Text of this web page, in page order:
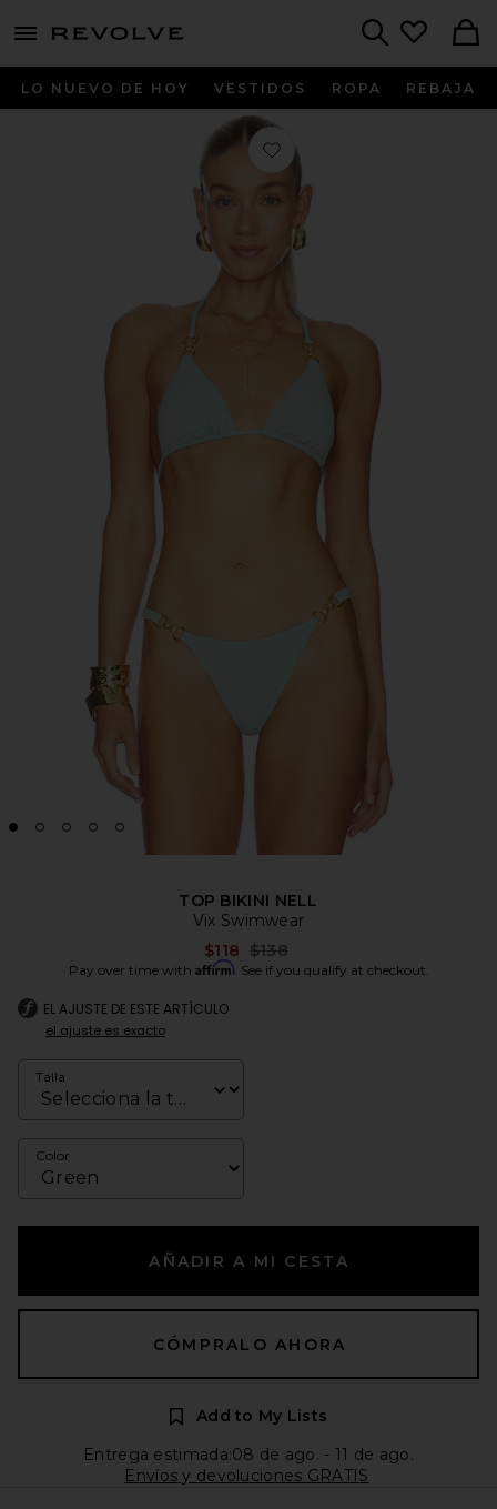
menu - shows more content
LO NUEVO DE HOY VESTIDOS ROPA REBAJA
Favorito TOP BIKINI NELL
TOP BIKINI NELL
Vix Swimwear
$118 Previous price:
$138
Pay over time with Affirm. See if you qualify at checkout.
EL AJUSTE DE ESTE ARTÍCULO
el ajuste es exacto
Talla
Color
AÑADIR A MI CESTA
CÓMPRALO AHORA
Add to My Lists
Entrega estimada:08 de ago. - 11 de ago.
Envíos y devoluciones GRATIS